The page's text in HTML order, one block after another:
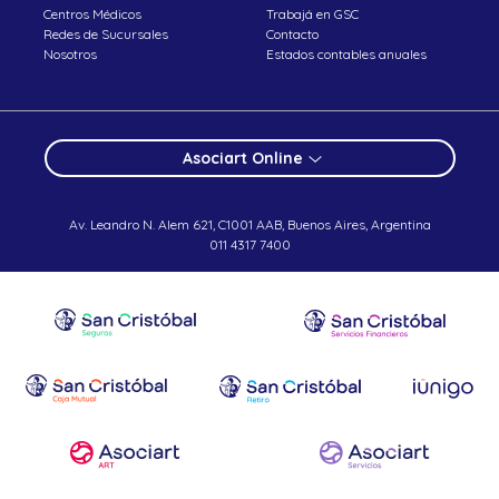
Centros Médicos
Redes de Sucursales
Nosotros
Trabajá en GSC
Contacto
Estados contables anuales
Asociart Online
Av. Leandro N. Alem 621, C1001 AAB, Buenos Aires, Argentina
011 4317 7400